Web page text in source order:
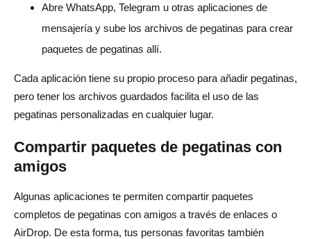
Abre WhatsApp, Telegram u otras aplicaciones de
mensajería y sube los archivos de pegatinas para crear
paquetes de pegatinas allí.
Cada aplicación tiene su propio proceso para añadir pegatinas,
pero tener los archivos guardados facilita el uso de las
pegatinas personalizadas en cualquier lugar.
Compartir paquetes de pegatinas con
amigos
Algunas aplicaciones te permiten compartir paquetes
completos de pegatinas con amigos a través de enlaces o
AirDrop. De esta forma, tus personas favoritas también